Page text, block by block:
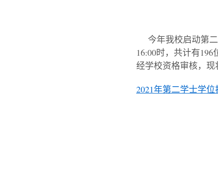
今年我校启动第
16:00时， 共计有196
经学校资格审核，
2021年第二学士学